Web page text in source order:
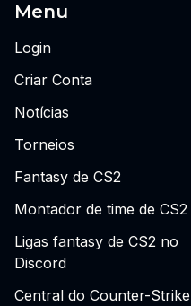
Menu
Login
Criar Conta
Notícias
Torneios
Fantasy de CS2
Montador de time de CS2
Ligas fantasy de CS2 no
Discord
Central do Counter-Strike